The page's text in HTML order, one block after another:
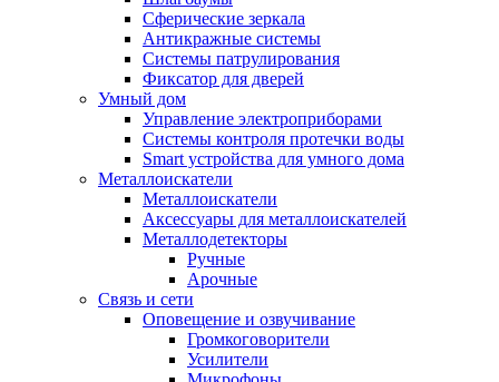
Сферические зеркала
Антикражные системы
Системы патрулирования
Фиксатор для дверей
Умный дом
Управление электроприборами
Системы контроля протечки воды
Smart устройства для умного дома
Металлоискатели
Металлоискатели
Аксессуары для металлоискателей
Металлодетекторы
Ручные
Арочные
Связь и сети
Оповещение и озвучивание
Громкоговорители
Усилители